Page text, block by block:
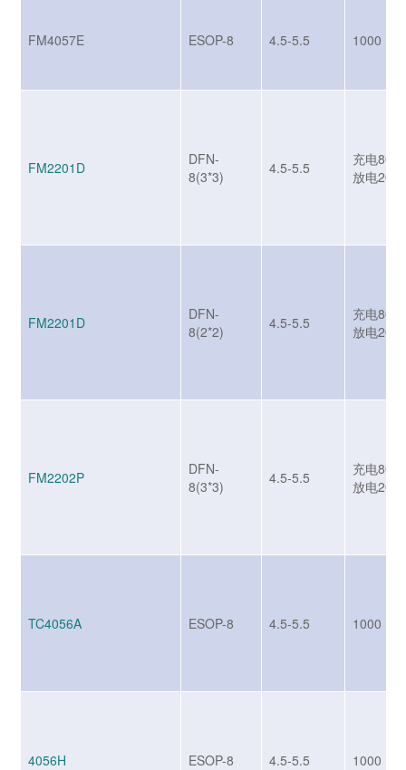
FM4057E ESOP-8 4.5-5.5 1000
FM2201D
DFN-
8(3*3)
4.5-5.5
充电
放电
FM2201D
DFN-
8(2*2)
4.5-5.5
充电
放电
FM2202P
DFN-
8(3*3)
4.5-5.5
充电
放电
TC4056A ESOP-8 4.5-5.5 1000
4056H ESOP-8 4.5-5.5 1000